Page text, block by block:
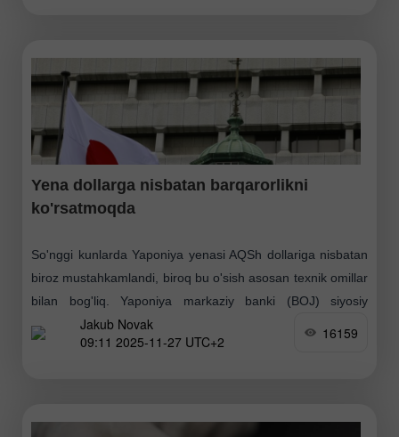
Yena dollarga nisbatan barqarorlikni
ko'rsatmoqda
So'nggi kunlarda Yaponiya yenasi AQSh dollariga nisbatan
biroz mustahkamlandi, biroq bu o'sish asosan texnik omillar
bilan bog'liq. Yaponiya markaziy banki (BOJ) siyosiy
kengashi a'zosi Asaxi Noguchi o'z nutqida yumshoq
Jakub Novak
09:11 2025-11-27 UTC+2
16159